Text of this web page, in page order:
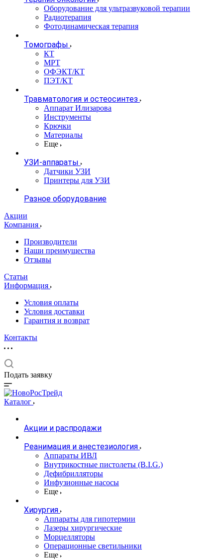
Оборудование для ультразвуковой терапии
Радиотерапия
Фотодинамическая терапия
Томографы
КТ
МРТ
ОФЭКТ/КТ
ПЭТ/КТ
Травматология и остеосинтез
Аппарат Илизарова
Инструменты
Крючки
Материалы
Еще
УЗИ-аппараты
Датчики УЗИ
Принтеры для УЗИ
Разное оборудование
Акции
Компания
Производители
Наши преимущества
Отзывы
Статьи
Информация
Условия оплаты
Условия доставки
Гарантия и возврат
Контакты
Подать заявку
Каталог
Акции и распродажи
Реанимация и анестезиология
Аппараты ИВЛ
Внутрикостные пистолеты (B.I.G.)
Дефибрилляторы
Инфузионные насосы
Еще
Хирургия
Аппараты для гипотермии
Лазеры хирургические
Морцелляторы
Операционные светильники
Еще